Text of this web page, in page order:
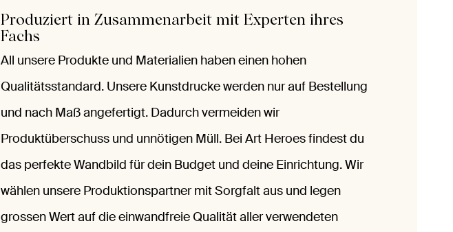
Produziert in Zusammenarbeit mit Experten ihres
Fachs
All unsere Produkte und Materialien haben einen hohen
Qualitätsstandard. Unsere Kunstdrucke werden nur auf Bestellung
und nach Maß angefertigt. Dadurch vermeiden wir
Produktüberschuss und unnötigen Müll. Bei Art Heroes findest du
das perfekte Wandbild für dein Budget und deine Einrichtung. Wir
wählen unsere Produktionspartner mit Sorgfalt aus und legen
grossen Wert auf die einwandfreie Qualität aller verwendeten